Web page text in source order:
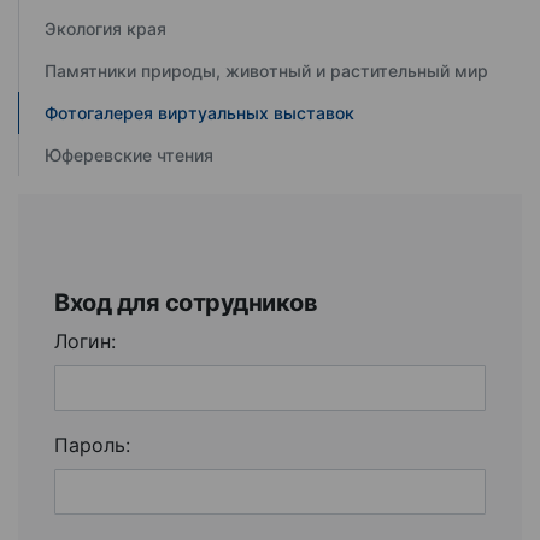
Экология края
Памятники природы, животный и растительный мир
Фотогалерея виртуальных выставок
Юферевские чтения
Вход для сотрудников
Логин:
Пароль: